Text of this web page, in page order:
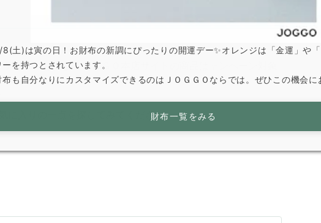
ット、およびＪＯＧＧＯ本店サイトの商品はャンペーン対象
に入りの一点を探してみてください。
土)は寅の日！お財布の新調にぴったりの開運デー✨オレンジは「金運」や
を持つとされています。
布も自分なりにカスタマイズできるのはＪＯＧＧＯならでは。ぜひこの機会
財布一覧をみる